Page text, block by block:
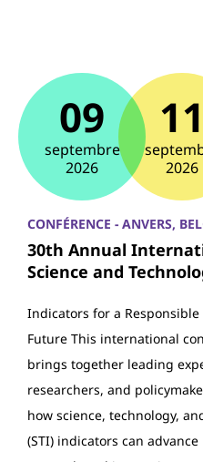
09
septembre
2026
11
2026
CONFÉRENCE - ANVERS,
30th Annual
Science and
Indicators for a Responsible
Future This international
brings together leading
researchers, and
how science, technology,
(STI) indicators can